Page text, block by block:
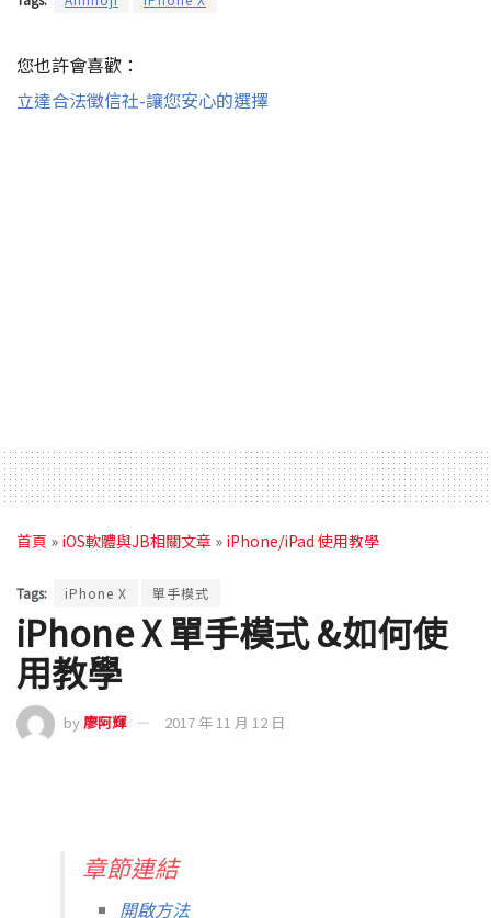
您也許會喜歡：
立達合法徵信社-讓您安心的選擇
首頁 » iOS軟體與JB相關文章 » iPhone/iPad 使用教學
Tags: iPhone X 單手模式
iPhone X 單手模式 &如何使
用教學
by廖阿輝 2017 年 11 月 12 日
章節連結
開啟方法